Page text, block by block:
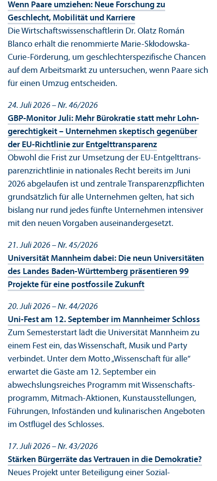
Wenn Paare umziehen: Neue Forschung zu
Geschlecht, Mobilität und Karriere
Die Wirtschafts­wissenschaft­lerin Dr. Olatz Román
Blanco erhält die renommierte Marie-Skłodowska-
Curie-Förderung, um geschlechter­spezifische Chancen
auf dem Arbeits­markt zu unter­suchen, wenn Paare sich
für einen Umzug entscheiden.
24. Juli 2026 – Nr. 46/2026
GBP-Monitor Juli: Mehr Bürokratie statt mehr Lohn­
gerechtigkeit – Unter­nehmen skeptisch gegenüber
der EU-Richtlinie zur Entgelttrans­parenz
Obwohl die Frist zur Umsetzung der EU-Entgelttrans­
parenz­richtlinie in nationales Recht bereits im Juni
2026 abgelaufen ist und zentrale Trans­parenzpflichten
grundsätzlich für alle Unter­nehmen gelten, hat sich
bislang nur rund jedes fünfte Unter­nehmen intensiver
mit den neuen Vorgaben auseinandergesetzt.
21. Juli 2026 – Nr. 45/2026
Universität Mannheim dabei: Die neun Universitäten
des Landes Baden-Württemberg präsentieren 99
Projekte für eine postfossile Zukunft
20. Juli 2026 – Nr. 44/2026
Uni-Fest am 12. September im Mannheimer Schloss
Zum Semesterstart lädt die Universität Mannheim zu
einem Fest ein, das Wissenschaft, Musik und Party
verbindet. Unter dem Motto „Wissenschaft für alle“
erwartet die Gäste am 12. September ein
abwechslungs­reiches Programm mit Wissenschafts­
programm, Mitmach-Aktionen, Kunstausstellungen,
Führungen, Infoständen und kulinarischen Angeboten
im Ostflügel des Schlosses.
17. Juli 2026 – Nr. 43/2026
Stärken Bürgerräte das Vertrauen in die Demokratie?
Neues Projekt unter Beteiligung einer Sozial­